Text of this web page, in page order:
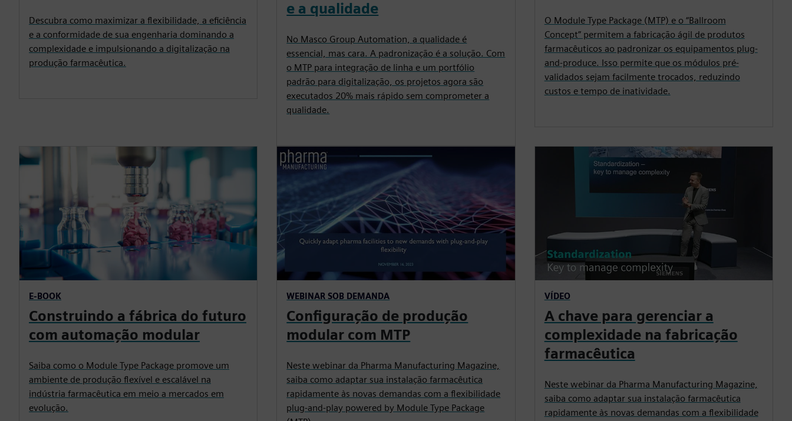
Descubra como maximizar a flexibilidade, a eficiência
e a conformidade de sua engenharia dominando a
complexidade e impulsionando a digitalização na
produção farmacêutica.
a
p
t
i
s
l
e a qualidade
No Masco Group Automation, a qualidade é
essencial, mas cara. A padronização é a solução. Com
o MTP para integração de linha e um portfólio
padrão para digitalização, os projetos agora são
executados 20% mais rápido sem comprometer a
qualidade.
O Module Type Package (MTP) e o “Ballroom
Concept” permitem a fabricação ágil de produtos
farmacêuticos ao padronizar os equipamentos plug-
and-produce. Isso permite que os módulos pré-
validados sejam facilmente trocados, reduzindo
custos e tempo de inatividade.
E-BOOK
Construindo a fábrica do futuro
com automação modular
Saiba como o Module Type Package promove um
ambiente de produção flexível e escalável na
indústria farmacêutica em meio a mercados em
evolução.
WEBINAR SOB DEMANDA
Configuração de produção
modular com MTP
Neste webinar da Pharma Manufacturing Magazine,
saiba como adaptar sua instalação farmacêutica
rapidamente às novas demandas com a flexibilidade
plug-and-play powered by Module Type Package
VÍDEO
A chave para gerenciar a
complexidade na fabricação
farmacêutica
Neste webinar da Pharma Manufacturing Magazine,
saiba como adaptar sua instalação farmacêutica
rapidamente às novas demandas com a flexibilidade